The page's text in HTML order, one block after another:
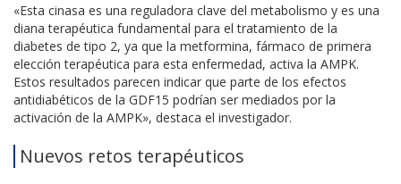
«Esta cinasa es una reguladora clave del metabolismo y es una
diana terapéutica fundamental para el tratamiento de la
diabetes de tipo 2, ya que la metformina, fármaco de primera
elección terapéutica para esta enfermedad, activa la AMPK.
Estos resultados parecen indicar que parte de los efectos
antidiabéticos de la GDF15 podrían ser mediados por la
activación de la AMPK», destaca el investigador.
Nuevos retos terapéuticos